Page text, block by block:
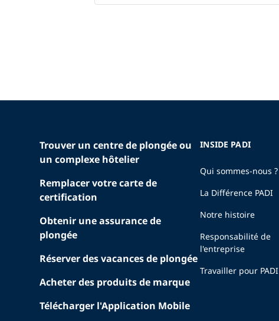
Trouver un centre de plongée ou
un complexe hôtelier
Remplacer votre carte de
certification
Obtenir une assurance de
plongée
Réserver des vacances de plongée
Acheter des produits de marque
Télécharger l'Application Mobile
INSIDE PADI
Qui sommes-nous ?
La Différence PADI
Notre histoire
Responsabilité de
l'entreprise
Travailler pour PADI